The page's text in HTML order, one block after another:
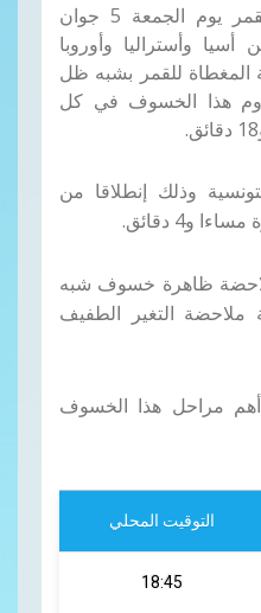
خسوف شبه ظل جزئي للقمر يوم الجمعة 5 جوان
وأستراليا وأوروبا
للقمر بشبه ظل
هذا الخسوف في كل
وذلك إنطلاقا من
دقائق.
ظاهرة خسوف شبه
التغير الطفيف
مراحل هذا الخسوف
التوقيت المحلي
18:45